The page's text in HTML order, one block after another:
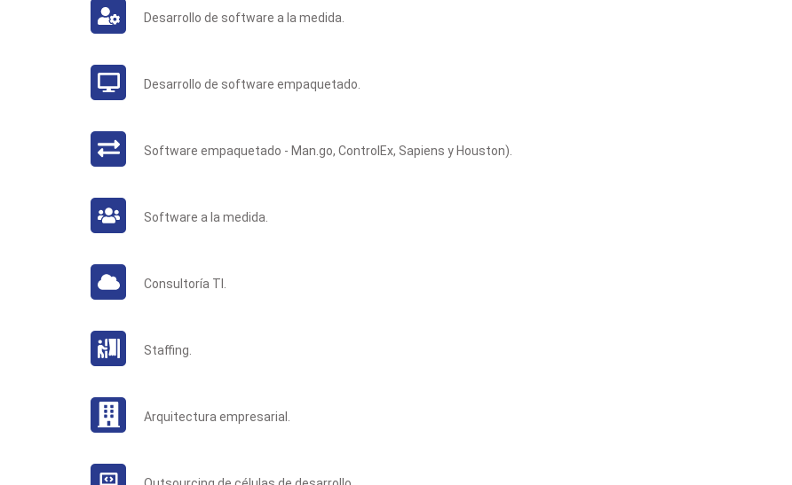
Desarrollo de software a la medida.
Desarrollo de software empaquetado.
Software empaquetado - Man.go, ControlEx, Sapiens y Houston).
Software a la medida.
Consultoría TI.
Staffing.
Arquitectura empresarial.